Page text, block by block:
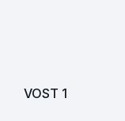
VOST 1